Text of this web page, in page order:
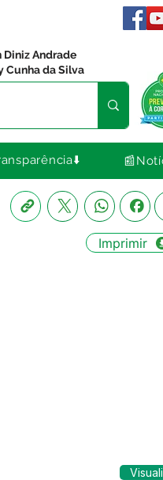
Diniz Andrade
Cunha da Silva
Imprimir